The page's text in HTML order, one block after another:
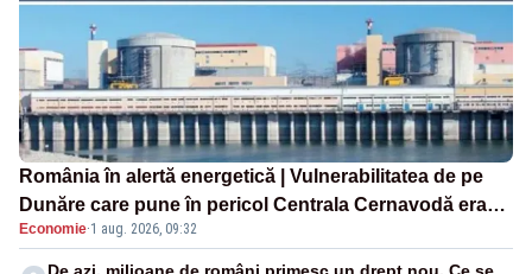
România în alertă energetică | Vulnerabilitatea de pe
Dunăre care pune în pericol Centrala Cernavodă era
cunoscută de pe vremea lui Ceaușescu
Economie·1 aug. 2026, 09:32